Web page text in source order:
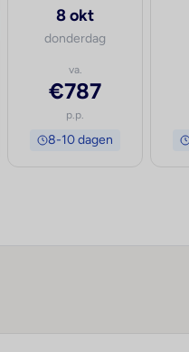
8 okt
donderdag
va.
€787
p.p.
8-10 dagen